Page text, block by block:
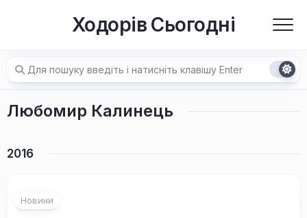
Ходорів Сьогодні
Любомир Калинець
2016
Новини